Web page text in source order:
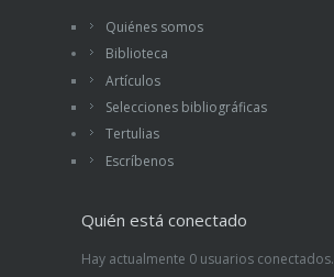
Quiénes somos
Biblioteca
Artículos
Selecciones bibliográficas
Tertulias
Escríbenos
Quién está conectado
Hay actualmente 0 usuarios conectados.